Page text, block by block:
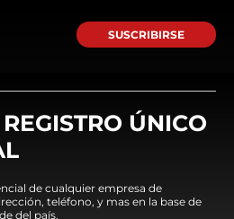
SUSCRIBIRSE
ÚNICO
de cualquier empresa de
teléfono, y mas en la base de
del país.